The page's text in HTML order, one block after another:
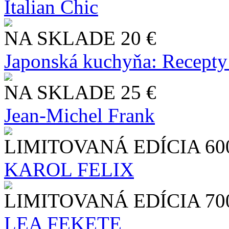
Italian Chic
NA SKLADE 20 €
Japonská kuchyňa:
NA SKLADE 25 €
Jean-Michel Frank
LIMITOVANÁ EDÍCIA
KAROL FELIX
LIMITOVANÁ EDÍCIA
LEA FEKETE